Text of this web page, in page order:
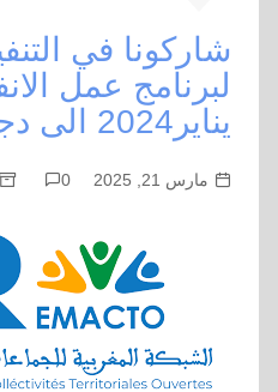
شاركونا في
لبرنامج عمل
يناير2024 الى دجنبر 2025
مارس 21, 2025 0